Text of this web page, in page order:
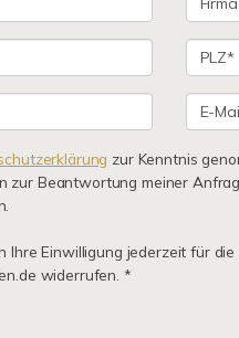
zur Kenntnis
zur Beantwortung meiner
Ihre Einwilligung jederzeit für
widerrufen. *